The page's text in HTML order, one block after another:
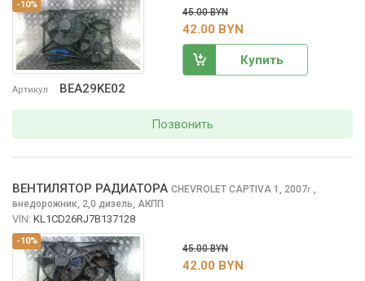
-10%
Артикул BEA29KE02
45.00 BYN
42.00 BYN
Купить
Позвонить
-10%
ВЕНТИЛЯТОР РАДИАТОРА CHEVROLET CAPTIVA 1, 2007г.,
внедорожник, 2,0 дизель, АКПП
VIN: KL1CD26RJ7B137128
45.00 BYN
42.00 BYN